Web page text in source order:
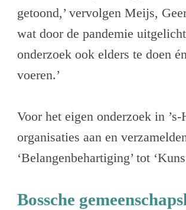
getoond,’ vervolgen Meijs,
wat door de pandemie
onderzoek ook elders te doen
voeren.’
Voor het eigen onderzoek in
organisaties aan en
‘Belangenbehartiging’ tot
Bossche